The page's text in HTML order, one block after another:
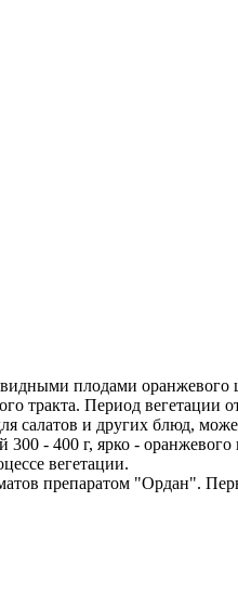
плодами оранжевого
Период вегетации
салатов и других блюд,
- 400 г, ярко - оранжевого
вегетации.
препаратом "Ордан".